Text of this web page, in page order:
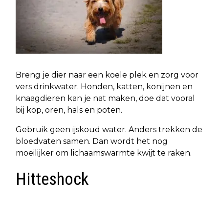
Breng je dier naar een koele plek en zorg voor
vers drinkwater. Honden, katten, konijnen en
knaagdieren kan je nat maken, doe dat vooral
bij kop, oren, hals en poten.
Gebruik geen ijskoud water. Anders trekken de
bloedvaten samen. Dan wordt het nog
moeilijker om lichaamswarmte kwijt te raken.
Hitteshock